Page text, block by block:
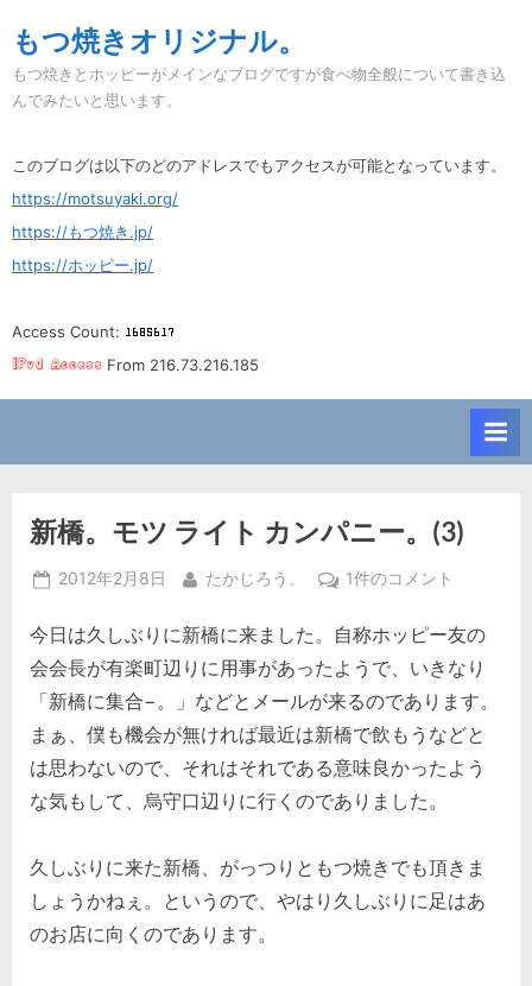
to
content
もつ焼きオリジナル。
もつ焼きとホッピーがメインなブログですが食べ物全般について書き込
んでみたいと思います。
このブログは以下のどのアドレスでもアクセスが可能となっています。
https://motsuyaki.org/
https://もつ焼き.jp/
https://ホッピー.jp/
Access Count:
From 216.73.216.185
新橋。モツ ライト カンパニー。(3)
Posted
2012年2月8日 By
たかじろう。
新
モ
ツ
イ
ト
カ
ン
ー。
(3)
1件のコメント
今日は久しぶりに新橋に来ました。自称ホッピー友の
会会長が有楽町辺りに用事があったようで、いきなり
「新橋に集合−。」などとメールが来るのであります。
まぁ、僕も機会が無ければ最近は新橋で飲もうなどと
は思わないので、それはそれである意味良かったよう
な気もして、烏守口辺りに行くのでありました。
久しぶりに来た新橋、がっつりともつ焼きでも頂きま
しょうかねぇ。というので、やはり久しぶりに足はあ
のお店に向くのであります。